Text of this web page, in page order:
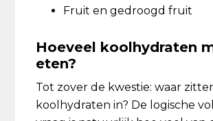
Fruit en gedroogd fruit
Hoeveel koolhydraten
eten?
Tot zover de kwestie: waar
koolhydraten in? De logische